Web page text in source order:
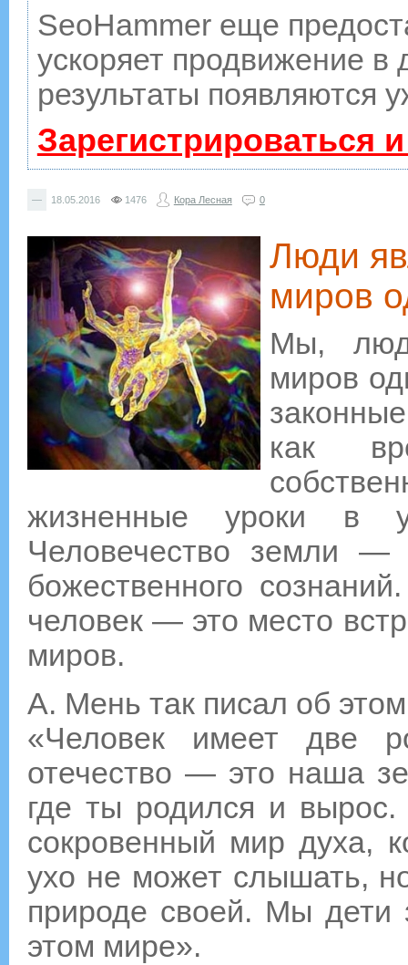
SeoHammer еще
ускоряет продвижение в
результаты появляются
Зарегистрироваться
— 18.05.2016 1476 Кора Лесная 0
Люди
миров
Мы,
миров
как
жизненные уроки в
Человечество земли —
божественного
человек — это место
миров.
А. Мень так писал об
«Человек имеет две
отечество — это наша
где ты родился и
сокровенный мир духа,
ухо не может слышать,
природе своей. Мы дети
этом мире».